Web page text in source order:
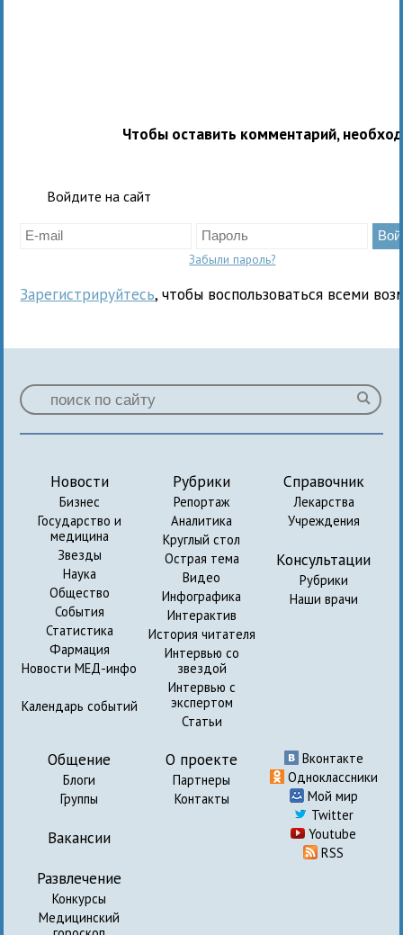
Чтобы оставить комментарий,
Войдите на сайт
Забыли пароль?
Зарегистрируйтесь, чтобы воспользоваться всеми
Новости
Бизнес
Государство и
медицина
Звезды
Наука
Общество
События
Статистика
Фармация
Новости МЕД-инфо
Календарь событий
Рубрики
Репортаж
Аналитика
Круглый стол
Острая тема
Видео
Инфографика
Интерактив
История читателя
Интервью со
звездой
Интервью с
экспертом
Статьи
Справочник
Лекарства
Учреждения
Консультации
Рубрики
Наши врачи
Общение
Блоги
Группы
Вакансии
Развлечение
Конкурсы
Медицинский
О проекте
Партнеры
Контакты
Вконтакте
Одноклассники
Мой мир
Twitter
Youtube
RSS